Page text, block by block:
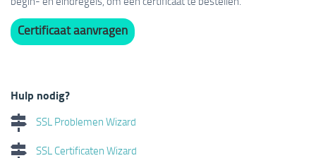
Certificaat aanvragen
Hulp nodig?
SSL Problemen Wizard
SSL Certificaten Wizard